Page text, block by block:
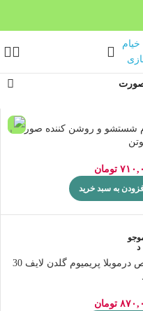
شستشو و روشن کننده صورت
تومان
به سبد خرید
د
قرص درموبلا پریمیوم گلدن لایف 30
تومان